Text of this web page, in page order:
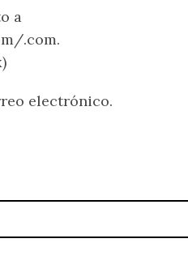
a
.com.
electrónico.